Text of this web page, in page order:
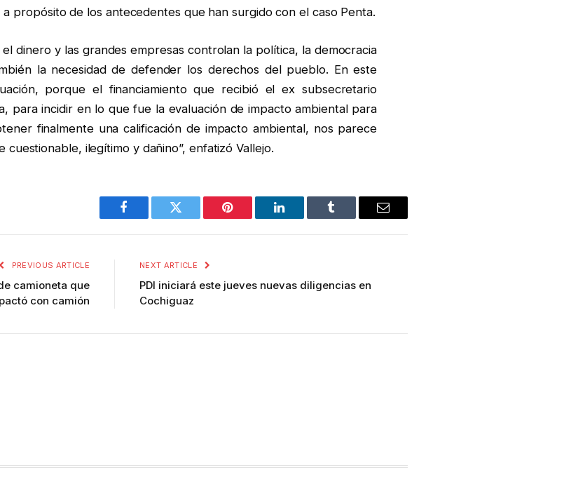
propósito de los antecedentes que han surgido con el caso Penta.
dinero y las grandes empresas controlan la política, la democracia
la necesidad de defender los derechos del pueblo. En este
porque el financiamiento que recibió el ex subsecretario
para incidir en lo que fue la evaluación de impacto ambiental para
finalmente una calificación de impacto ambiental, nos parece
ilegítimo y dañino”, enfatizó Vallejo.
Facebook Twitter Pinterest LinkedIn Tumblr Email
PREVIOUS ARTICLE
camioneta que
con camión
NEXT ARTICLE
PDI iniciará este jueves nuevas diligencias en
Cochiguaz